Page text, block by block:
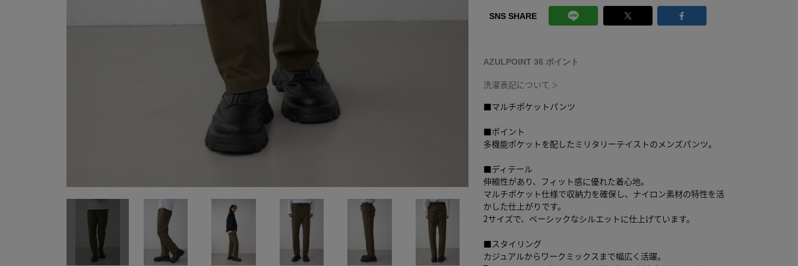
SNS SHARE
AZULPOINT 36 ポイント
洗濯表記について ＞
■マルチポケットパンツ
■ポイント
多機能ポケットを配したミリタリーテイストのメンズパンツ。
■ディテール
伸縮性があり、フィット感に優れた着心地。
マルチポケット仕様で収納力を確保し、ナイロン素材の特性を活
かした仕上がりです。
2サイズで、ベーシックなシルエットに仕上げています。
■スタイリング
カジュアルからワークミックスまで幅広く活躍。